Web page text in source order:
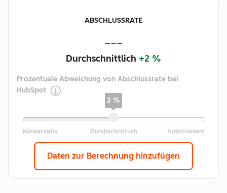
ABSCHLUSSRATE
---
Durchschnittlich +2 %
Prozentuale Abweichung von Abschlussrate bei
HubSpot
2 %
Daten zur Berechnung hinzufügen